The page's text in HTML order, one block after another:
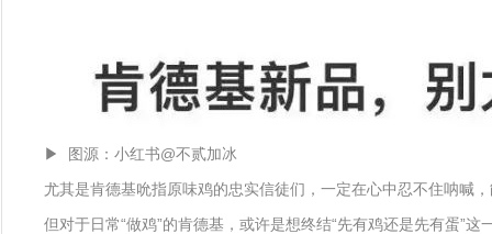
▶ 图源：小红书@不贰加冰
尤其是肯德基吮指原味鸡的忠实信徒们，一定在心中忍不住呐喊
但对于日常“做鸡”的肯德基，或许是想终结“先有鸡还是先有蛋”